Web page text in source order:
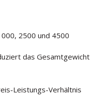
2500 und 4500
das Gesamtgewicht
Leistungs-Verhältnis